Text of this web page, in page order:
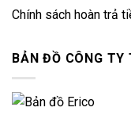
Chính sách hoàn trả
BẢN ĐỒ CÔNG TY